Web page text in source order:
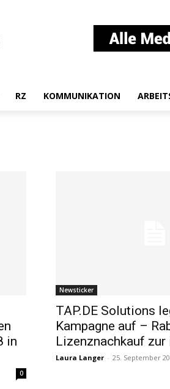
RZ KOMMUNIKATION
in
0
Newsticker
TAP.DE Solutions
Kampagne auf –
Lizenznachkauf zur
Laura Langer - 25. September